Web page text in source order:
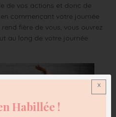
de vos actions et donc de
commençant votre journée
fière de vous, vous ouvrez
au long de votre journée.
Habillée !
x